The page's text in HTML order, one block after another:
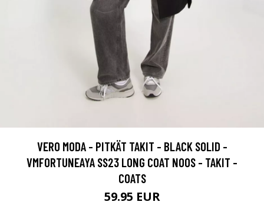
VERO MODA - PITKÄT TAKIT - BLACK SOLID -
VMFORTUNEAYA SS23 LONG COAT NOOS - TAKIT -
COATS
59.95 EUR